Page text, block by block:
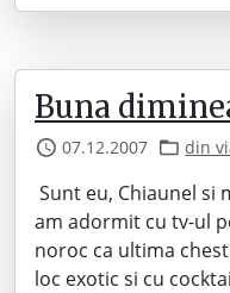
Buna
07.12.2007 din
Sunt eu, Chiaunel si
am adormit cu tv-ul
noroc ca ultima
loc exotic si cu